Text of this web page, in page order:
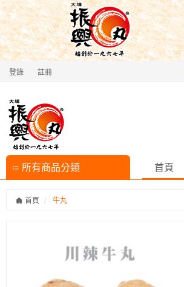
登錄 註冊
所有商品分類 首頁
首頁 牛丸